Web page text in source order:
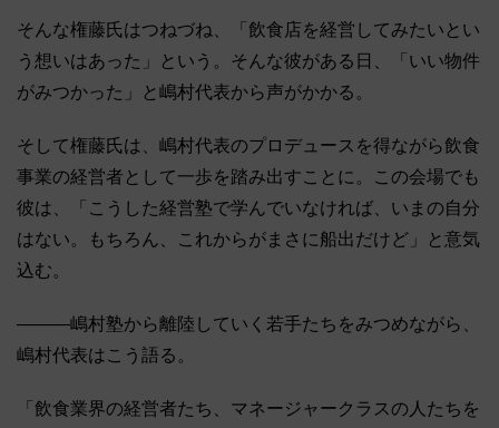
そんな権藤氏はつねづね、「飲食店を経営してみたいとい
う想いはあった」という。そんな彼がある日、「いい物件
がみつかった」と嶋村代表から声がかかる。
そして権藤氏は、嶋村代表のプロデュースを得ながら飲食
事業の経営者として一歩を踏み出すことに。この会場でも
彼は、「こうした経営塾で学んでいなければ、いまの自分
はない。もちろん、これからがまさに船出だけど」と意気
込む。
―――嶋村塾から離陸していく若手たちをみつめながら、
嶋村代表はこう語る。
「飲食業界の経営者たち、マネージャークラスの人たちを